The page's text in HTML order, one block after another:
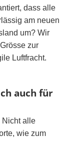
dass alle
am neuen
um? Wir
zur
Luftfracht.
auch für
Nicht alle
wie zum